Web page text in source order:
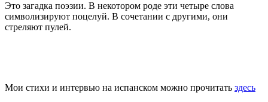
Это загадка поэзии. В некотором роде эти четыре слова
символизируют поцелуй. В сочетании с другими, они
стреляют пулей.
Мои стихи и интервью на испанском можно прочитать здесь